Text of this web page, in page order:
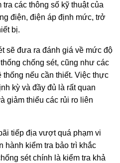
các thông số kỹ thuật của
điện, điện áp định mức, trở
bị.
sẽ đưa ra đánh giá về mức độ
chống sét, cũng như các
thống nếu cần thiết. Việc thực
kỳ và đầy đủ là rất quan
giảm thiểu các rủi ro liên
tiếp địa vượt quá phạm vi
hành kiểm tra bảo trì khắc
sét chính là kiểm tra khả